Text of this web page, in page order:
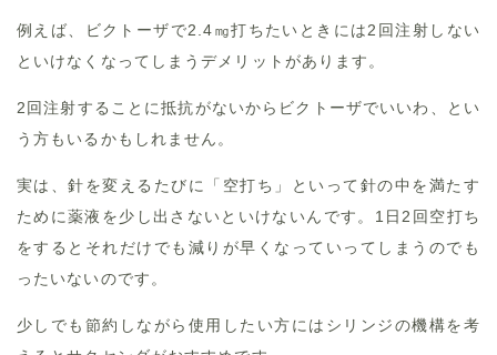
例えば、ビクトーザで2.4㎎打ちたいときには2回注射しない
といけなくなってしまうデメリットがあります。
2回注射することに抵抗がないからビクトーザでいいわ、とい
う方もいるかもしれません。
実は、針を変えるたびに「空打ち」といって針の中を満たす
ために薬液を少し出さないといけないんです。1日2回空打ち
をするとそれだけでも減りが早くなっていってしまうのでも
ったいないのです。
少しでも節約しながら使用したい方にはシリンジの機構を考